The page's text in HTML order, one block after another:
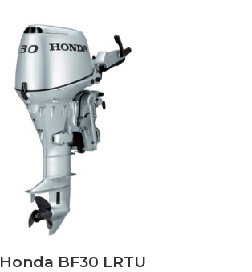
Honda BF30 LRTU